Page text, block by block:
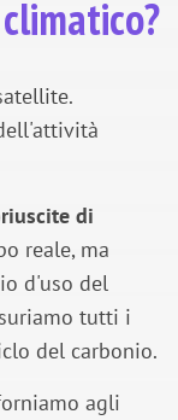
di
reale, ma
d'uso del
tutti i
del carbonio.
agli